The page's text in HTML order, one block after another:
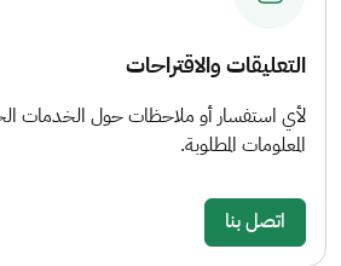
التعليقات والاقتراحات
لأي استفسار أو ملاحظات حول الخدمات
المعلومات المطلوبة.
اتصل بنا